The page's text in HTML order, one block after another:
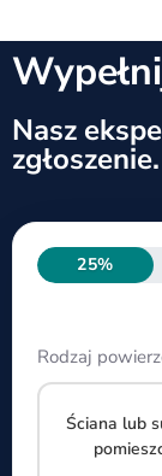
Nasz
zgłoszenie.
25%
Rodzaj
Ściana lub